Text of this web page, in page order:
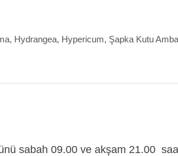
, Hydrangea, Hypericum, Şapka Kutu
sabah 09.00 ve akşam 21.00